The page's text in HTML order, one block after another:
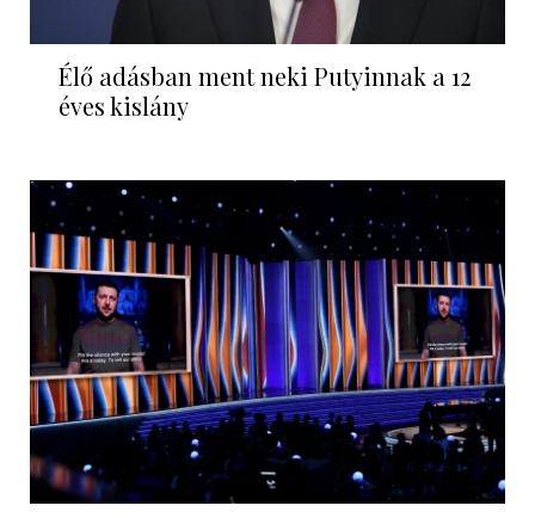
Élő adásban ment neki Putyinnak a 12
éves kislány